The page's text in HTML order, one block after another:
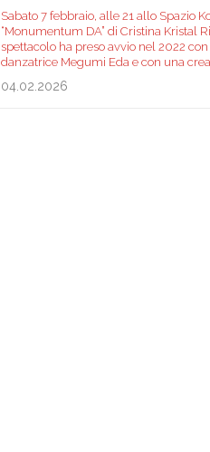
Sabato 7 febbraio, alle 21 allo Spazio
“Monumentum DA” di Cristina Kristal
spettacolo ha preso avvio nel 2022
danzatrice Megumi Eda e con una
04.02.2026